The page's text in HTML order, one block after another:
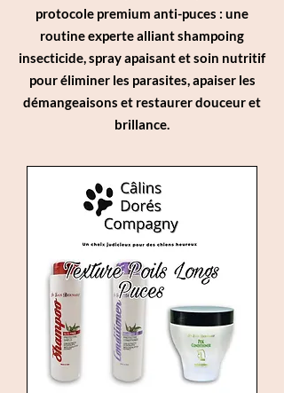
protocole premium anti-puces : une
routine experte alliant shampoing
insecticide, spray apaisant et soin nutritif
pour éliminer les parasites, apaiser les
démangeaisons et restaurer douceur et
brillance.